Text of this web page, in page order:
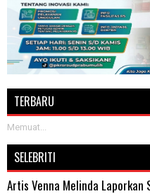
TERBARU
Memuat...
SELEBRITI
Artis Venna Melinda Laporkan